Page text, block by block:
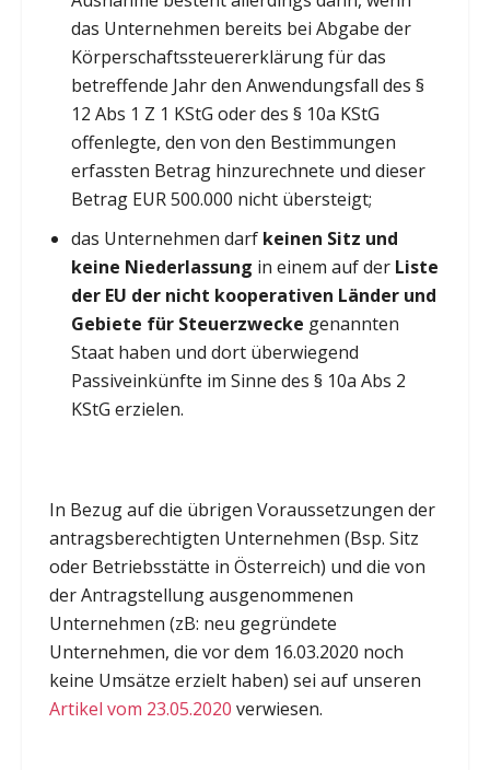
das Unternehmen bereits bei Abgabe der
Körperschaftssteuererklärung für das
betreffende Jahr den Anwendungsfall des §
12 Abs 1 Z 1 KStG oder des § 10a KStG
offenlegte, den von den Bestimmungen
erfassten Betrag hinzurechnete und dieser
Betrag EUR 500.000 nicht übersteigt;
das Unternehmen darf keinen Sitz und
keine Niederlassung in einem auf der Liste
der EU der nicht kooperativen Länder und
Gebiete für Steuerzwecke genannten
Staat haben und dort überwiegend
Passiveinkünfte im Sinne des § 10a Abs 2
KStG erzielen.
In Bezug auf die übrigen Voraussetzungen der
antragsberechtigten Unternehmen (Bsp. Sitz
oder Betriebsstätte in Österreich) und die von
der Antragstellung ausgenommenen
Unternehmen (zB: neu gegründete
Unternehmen, die vor dem 16.03.2020 noch
keine Umsätze erzielt haben) sei auf unseren
Artikel vom 23.05.2020 verwiesen.